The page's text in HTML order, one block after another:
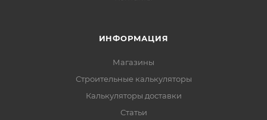
ИНФОРМАЦИЯ
Магазины
Строительные калькуляторы
Калькуляторы доставки
Статьи